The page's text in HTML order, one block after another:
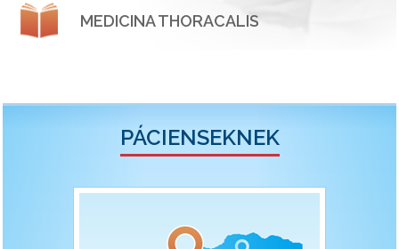
MEDICINA THORACALIS
PÁCIENSEKNEK